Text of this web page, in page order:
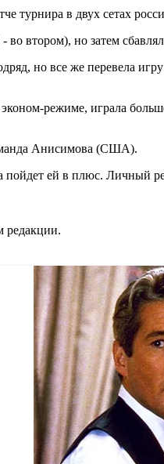
турнира в двух сетах
втором), но затем
но все же перевела
режиме, играла
Анисимова (США).
ей в плюс. Личный
редакции.